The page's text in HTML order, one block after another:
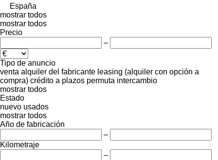
España
mostrar todos
mostrar todos
Precio
–
Tipo de anuncio
venta alquiler del fabricante leasing (alquiler con opción a
compra) crédito a plazos permuta intercambio
mostrar todos
Estado
nuevo usados
mostrar todos
Año de fabricación
–
Kilometraje
–